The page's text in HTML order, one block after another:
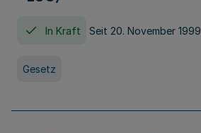
In Kraft Seit 20. November 1999
Gesetz